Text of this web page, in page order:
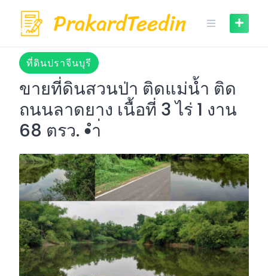
content
ที่ดินปราจีนบุรี
ขายที่ดินสวนป่า ติดแม่น้ำ ติด
ถนนลาดยาง เนื้อที่ 3 ไร่ 1 งาน
68 ตรว. •ำ่